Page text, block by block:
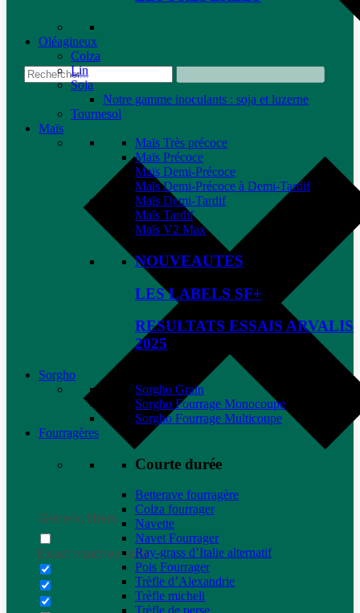
Generic filters
Exact matches only
Oléagineux
Colza
Lin
Soja
Notre gamme inoculants : soja et luzerne
Tournesol
Maïs
Maïs Très précoce
Maïs Précoce
Maïs Demi-Précoce
Maïs Demi-Précoce à Demi-Tardif
Maïs Demi-Tardif
Maïs Tardif
Maïs V2 Max
NOUVEAUTES
LES LABELS SF+
RESULTATS ESSAIS ARVALIS
2025
Sorgho
Sorgho Grain
Sorgho Fourrage Monocoupe
Sorgho Fourrage Multicoupe
Fourragères
Courte durée
Betterave fourragère
Colza fourrager
Navette
Navet Fourrager
Ray-grass d’Italie alternatif
Pois Fourrager
Trèfle d’Alexandrie
Trèfle micheli